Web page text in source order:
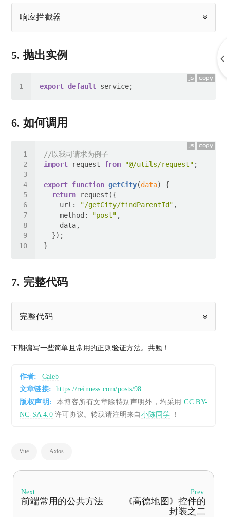
响应拦截器
5. 抛出实例
js copy
export default
6. 如何调用
js copy
//以我司请求为例子
import request from "@/utils/request"
export function getCity(data)
return
url : "/getCity/findParentId"
method : "post"
7. 完整代码
完整代码
下期编写一些简单且常用的正则验证方法。共勉！
作者:
Caleb
文章链接:
https://reinness.com/posts/98
版权声明:
本博客所有文章除特别声明外，均采用CC BY-
NC-SA 4.0许可协议。转载请注明来自 小陈同学 ！
Vue Axios
Next:
前端常用的公共方法
Prev:
《高德地图》控件的
封装之二